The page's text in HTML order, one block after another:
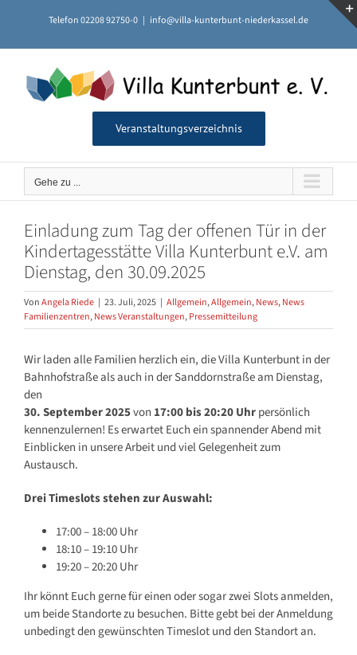
Telefon 02208 92750-0 | info@villa-kunterbunt-niederkassel.de
Veranstaltungsverzeichnis
Gehe zu ...
Einladung zum Tag der offenen Tür in der
Kindertagesstätte Villa Kunterbunt e.V. am
Dienstag, den 30.09.2025
VonAngela Riede | 23. Juli, 2025 | Allgemein,Allgemein,News,News
Familienzentren,News Veranstaltungen,Pressemitteilung
Wir laden alle Familien herzlich ein, die Villa Kunterbunt in der
Bahnhofstraße als auch in der Sanddornstraße am Dienstag,
den
30. September 2025von 17:00 bis 20:20 Uhrpersönlich
kennenzulernen! Es erwartet Euch ein spannender Abend mit
Einblicken in unsere Arbeit und viel Gelegenheit zum
Austausch.
Drei Timeslots stehen zur Auswahl:
17:00 – 18:00 Uhr
18:10 – 19:10 Uhr
19:20 – 20:20 Uhr
Ihr könnt Euch gerne für einen oder sogar zwei Slots anmelden,
um beide Standorte zu besuchen. Bitte gebt bei der Anmeldung
unbedingt den gewünschten Timeslot und den Standort an.